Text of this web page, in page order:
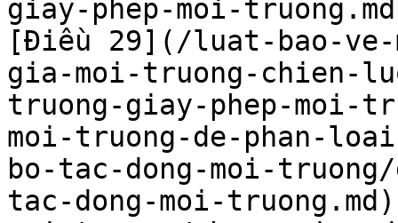
giay-phep-moi-
[Điều 29](/luat-bao-ve-
gia-moi-truong-chien-
truong-giay-phep-moi-
moi-truong-de-phan-
bo-tac-dong-moi-
tac-dong-moi-